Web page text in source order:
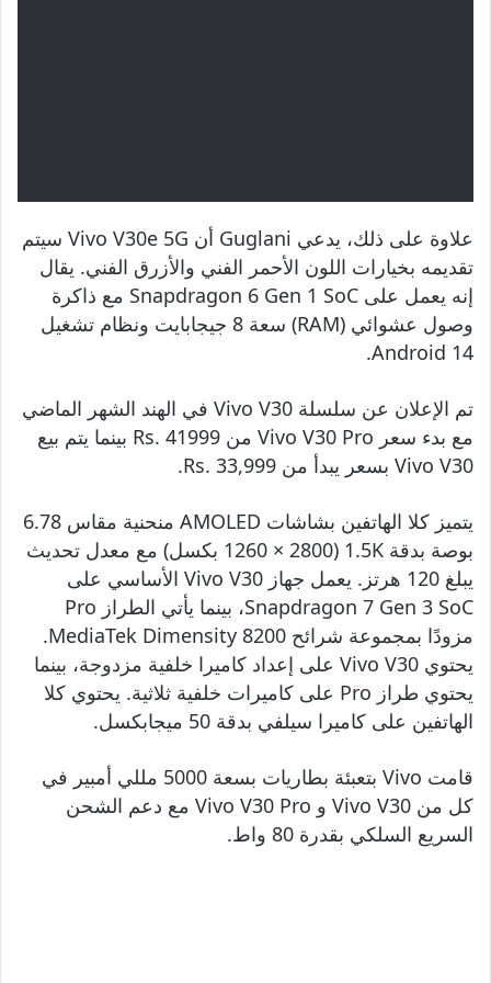
علاوة على ذلك، يدعي Guglani أن Vivo V30e 5G سيتم
تقديمه بخيارات اللون الأحمر الفني والأزرق الفني. يقال
إنه يعمل على Snapdragon 6 Gen 1 SoC مع ذاكرة
وصول عشوائي (RAM) سعة 8 جيجابايت ونظام تشغيل
Android 14.
تم الإعلان عن سلسلة Vivo V30 في الهند الشهر الماضي
مع بدء سعر Vivo V30 Pro من Rs. 41999 بينما يتم بيع
Vivo V30 بسعر يبدأ من Rs. 33,999.
يتميز كلا الهاتفين بشاشات AMOLED منحنية مقاس 6.78
بوصة بدقة 1.5K (1260 × 2800 بكسل) مع معدل تحديث
يبلغ 120 هرتز. يعمل جهاز Vivo V30 الأساسي على
Snapdragon 7 Gen 3 SoC، بينما يأتي الطراز Pro
مزودًا بمجموعة شرائح MediaTek Dimensity 8200.
يحتوي Vivo V30 على إعداد كاميرا خلفية مزدوجة، بينما
يحتوي طراز Pro على كاميرات خلفية ثلاثية. يحتوي كلا
الهاتفين على كاميرا سيلفي بدقة 50 ميجابكسل.
قامت Vivo بتعبئة بطاريات بسعة 5000 مللي أمبير في
كل من Vivo V30 و Vivo V30 Pro مع دعم الشحن
السريع السلكي بقدرة 80 واط.